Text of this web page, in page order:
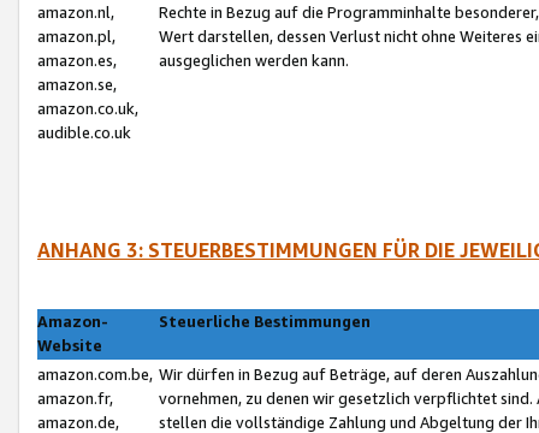
amazon.nl,
amazon.pl,
amazon.es,
amazon.se,
amazon.co.uk,
audible.co.uk
Rechte in Bezug auf die Programminhalte
Wert darstellen, dessen Verlust nicht ohne Weiteres
ausgeglichen werden kann.
ANHANG 3: STEUERBESTIMMUNGEN FÜR DIE
Amazon-
Website
Steuerliche Bestimmungen
amazon.com.be,
amazon.fr,
amazon.de,
Wir dürfen in Bezug auf Beträge, auf deren
vornehmen, zu denen wir gesetzlich verpflichtet
stellen die vollständige Zahlung und Abgeltung der